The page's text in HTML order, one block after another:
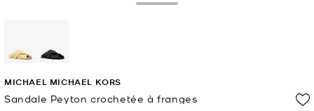
MICHAEL MICHAEL KORS
Sandale Peyton crochetée à franges